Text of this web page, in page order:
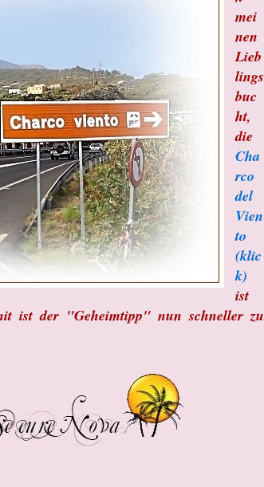
mei
nen
Lieb
lings
buc
ht,
die
Cha
rco
del
Vien
to
(klic
k)
ist
ist der "Geheimtipp" nun schneller zu